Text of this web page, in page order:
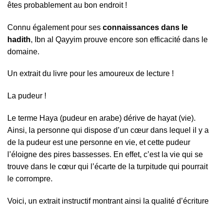
êtes probablement au bon endroit !
Connu également pour ses connaissances dans le
hadith, Ibn al Qayyim prouve encore son efficacité dans le
domaine.
Un extrait du livre pour les amoureux de lecture !
La pudeur !
Le terme Haya (pudeur en arabe) dérive de hayat (vie).
Ainsi, la personne qui dispose d’un cœur dans lequel il y a
de la pudeur est une personne en vie, et cette pudeur
l’éloigne des pires bassesses. En effet, c’est la vie qui se
trouve dans le cœur qui l’écarte de la turpitude qui pourrait
le corrompre.
Voici, un extrait instructif montrant ainsi la qualité d’écriture